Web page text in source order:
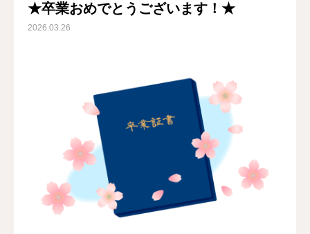
★卒業おめでとうございます！★
2026.03.26
会社概要
お問合せ